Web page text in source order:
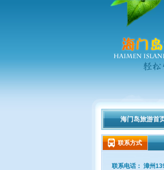
海门岛旅游首
联系方式
联系电话： 漳州